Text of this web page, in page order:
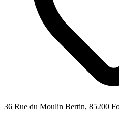
36 Rue du Moulin Bertin, 85200